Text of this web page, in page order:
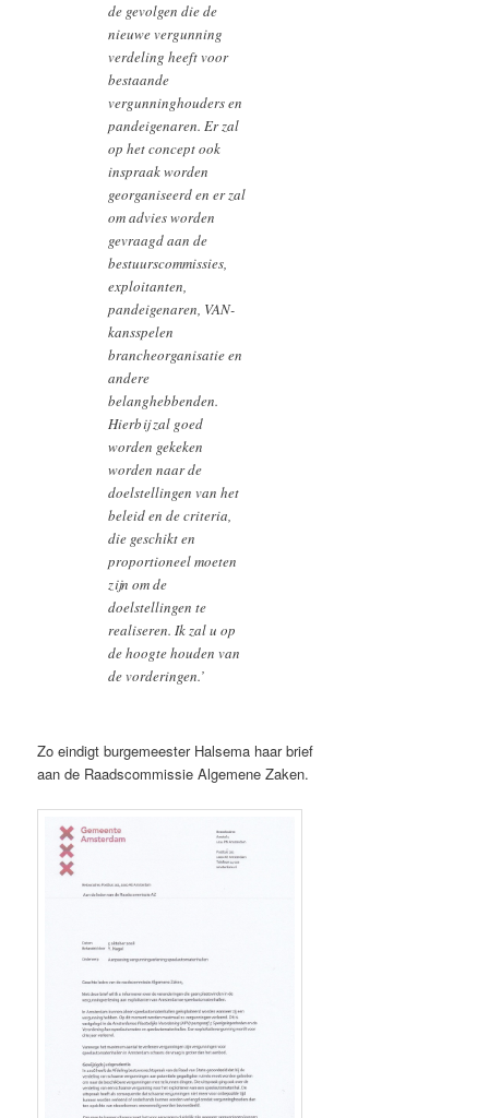
de gevolgen die de
nieuwe vergunning
verdeling heeft voor
bestaande
vergunninghouders en
pandeigenaren. Er zal
op het concept ook
inspraak worden
georganiseerd en er zal
om advies worden
gevraagd aan de
bestuurscommissies,
exploitanten,
pandeigenaren, VAN-
kansspelen
brancheorganisatie en
andere
belanghebbenden.
Hierbij zal goed
worden gekeken
worden naar de
doelstellingen van het
beleid en de criteria,
die geschikt en
proportioneel moeten
zijn om de
doelstellingen te
realiseren. Ik zal u op
de hoogte houden van
de vorderingen.’
Zo eindigt burgemeester Halsema haar brief
aan de Raadscommissie Algemene Zaken.